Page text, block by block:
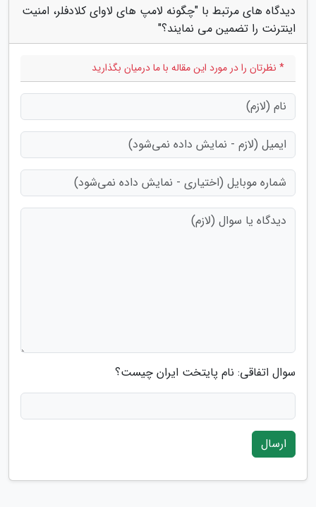
دیدگاه های مرتبط با "چگونه لامپ های لاوای کلادفلر، امنیت
اینترنت را تضمین می نمایند؟"
* نظرتان را در مورد این مقاله با ما درمیان بگذارید
سوال اتفاقی: نام پایتخت ایران چیست؟
ارسال